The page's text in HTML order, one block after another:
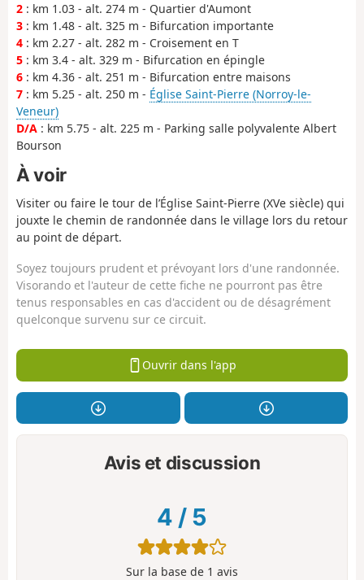
2 : km 1.03 - alt. 274 m - Quartier d'Aumont
3 : km 1.48 - alt. 325 m - Bifurcation importante
4 : km 2.27 - alt. 282 m - Croisement en T
5 : km 3.4 - alt. 329 m - Bifurcation en épingle
6 : km 4.36 - alt. 251 m - Bifurcation entre maisons
7 : km 5.25 - alt. 250 m - Église Saint-Pierre (Norroy-le-
Veneur)
D/A : km 5.75 - alt. 225 m - Parking salle polyvalente Albert
Bourson
À voir
Visiter ou faire le tour de l’Église Saint-Pierre (XVe siècle) qui
jouxte le chemin de randonnée dans le village lors du retour
au point de départ.
Soyez toujours prudent et prévoyant lors d'une randonnée.
Visorando et l'auteur de cette fiche ne pourront pas être
tenus responsables en cas d'accident ou de désagrément
quelconque survenu sur ce circuit.
Ouvrir dans l'app
Avis et discussion
4 / 5
Sur la base de 1 avis